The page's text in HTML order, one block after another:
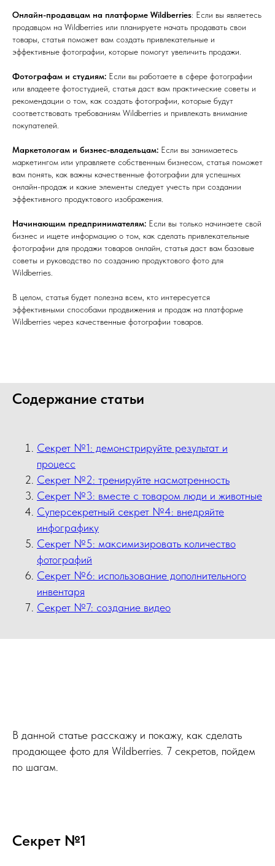
Онлайн-продавцам на платформе Wildberries: Если вы являетесь
продавцом на Wildberries или планируете начать продавать свои
товары, статья поможет вам создать привлекательные и
эффективные фотографии, которые помогут увеличить продажи.
Фотографам и студиям: Если вы работаете в сфере фотографии
или владеете фотостудией, статья даст вам практические советы и
рекомендации о том, как создать фотографии, которые будут
соответствовать требованиям Wildberries и привлекать внимание
покупателей.
Маркетологам и бизнес-владельцам: Если вы занимаетесь
маркетингом или управляете собственным бизнесом, статья поможет
вам понять, как важны качественные фотографии для успешных
онлайн-продаж и какие элементы следует учесть при создании
эффективного продуктового изображения.
Начинающим предпринимателям: Если вы только начинаете свой
бизнес и ищете информацию о том, как сделать привлекательные
фотографии для продажи товаров онлайн, статья даст вам базовые
советы и руководство по созданию продуктового фото для
Wildberries.
В целом, статья будет полезна всем, кто интересуется
эффективными способами продвижения и продаж на платформе
Wildberries через качественные фотографии товаров.
Содержание статьи
Секрет №1: демонстрируйте результат и
процесс
Секрет №2: тренируйте насмотренность
Секрет №3: вместе с товаром люди и животные
Суперсекретный секрет №4: внедряйте
инфографику
Секрет №5: максимизировать количество
фотографий
Секрет №6: использование дополнительного
инвентаря
Секрет №7: создание видео
В данной статье расскажу и покажу, как сделать
продающее фото для Wildberries. 7 секретов, пойдем
по шагам.
Секрет №1